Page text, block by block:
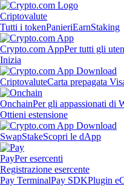
Criptovalute
Tutti i tokenPanieriEarnStaking
Crypto.com AppPer tutti gli
Inizia
CriptovaluteCarta prepagata
OnchainPer gli appassionati di
Ottieni estensione
SwapStakeScopri le dApp
PayPer esercenti
Registrazione esercente
Pay TerminalPay SDKPlugin